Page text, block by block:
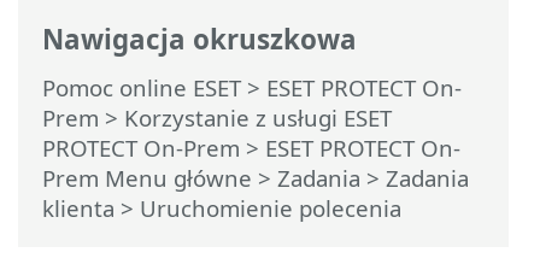
Nawigacja okruszkowa
Pomoc online ESET> ESET PROTECT On-
Prem > Korzystanie z usługi ESET
PROTECT On-Prem > ESET PROTECT On-
Prem Menu główne > Zadania > Zadania
klienta > Uruchomienie polecenia